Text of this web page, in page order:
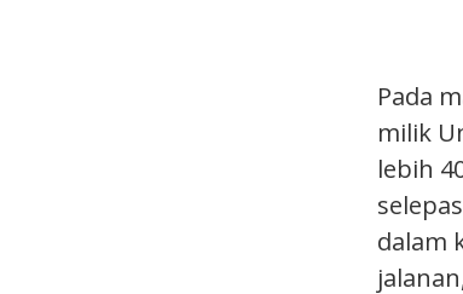
Pada
milik
lebih
dalam